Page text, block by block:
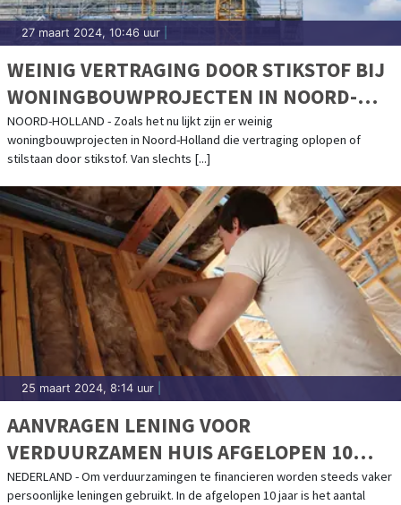
27 maart 2024, 10:46 uur
WEINIG VERTRAGING DOOR STIKSTOF BIJ
WONINGBOUWPROJECTEN IN NOORD-
HOLLAND
NOORD-HOLLAND - Zoals het nu lijkt zijn er weinig
woningbouwprojecten in Noord-Holland die vertraging oplopen of
stilstaan door stikstof. Van slechts [...]
25 maart 2024, 8:14 uur
AANVRAGEN LENING VOOR
VERDUURZAMEN HUIS AFGELOPEN 10
JAAR VERACHTVOUDIGD
NEDERLAND - Om verduurzamingen te financieren worden steeds vaker
persoonlijke leningen gebruikt. In de afgelopen 10 jaar is het aantal